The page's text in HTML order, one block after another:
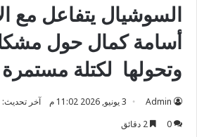
السوشيال يتفاعل مع
أسامة كمال حول
وتحولها لكتلة مستمرة
Admin 3 يونيو, 2026 11:02 م
آخر تحديث: 3 يونيو, 2026 11:02 م
0